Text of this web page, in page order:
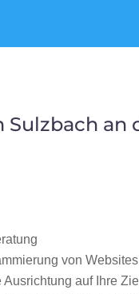
an
von
Ausrichtung auf Ihre